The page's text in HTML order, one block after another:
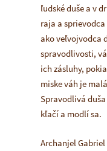
ľudské duše a v
raja a
ako veľvojvodca
spravodlivosti,
ich zásluhy,
miske váh je
Spravodlivá
kľačí a modlí sa.
Archanjel